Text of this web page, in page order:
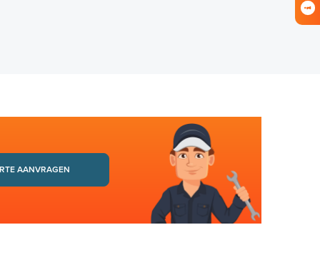
AANVRAGEN